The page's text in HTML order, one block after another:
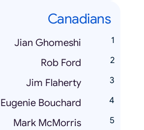
Canadians
Jian Ghomeshi
Rob Ford
Jim Flaherty
Eugenie Bouchard
Mark McMorris